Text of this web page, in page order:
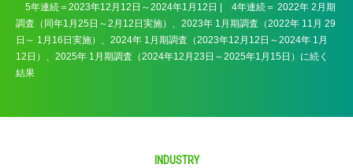
5年連続＝2023年12月12日～2024年1月12日 | 4年連続＝ 2022年 2月期
調査（同年1月25日～2月12日実施）、2023年 1月期調査（2022年 11月 29
日～ 1月16日実施）、2024年 1月期調査（2023年12月12日～2024年 1月
12日）、2025年 1月期調査（2024年12月23日～2025年1月15日）に続く
結果
INDUSTRY